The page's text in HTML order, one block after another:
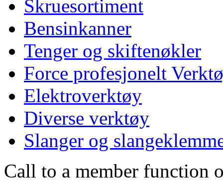
Skruesortiment
Bensinkanner
Tenger og skiftenøkler
Force profesjonelt
Elektroverktøy
Diverse verktøy
Slanger og
Call to a member function